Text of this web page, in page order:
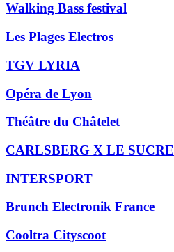
Walking Bass festival
Les Plages Electros
TGV LYRIA
Opéra de Lyon
Théâtre du Châtelet
CARLSBERG X LE SUCRE
INTERSPORT
Brunch Electronik France
Cooltra Cityscoot